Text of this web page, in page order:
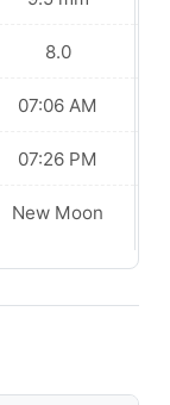
8.0
07:06 AM
07:26 PM
New Moon